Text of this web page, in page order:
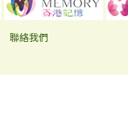
聯絡我們